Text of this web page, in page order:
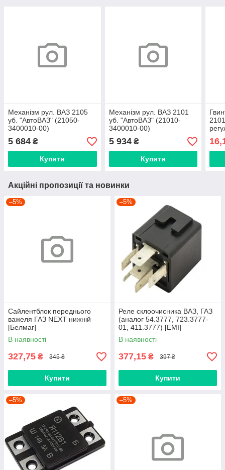
Механізм рул. ВАЗ 2105
уб. "АвтоВАЗ" (21050-
3400010-00)
5 684 ₴
Купити
Механізм рул. ВАЗ 2101
уб. "АвтоВАЗ" (21010-
3400010-00)
5 934₴
Купити
Акційні пропозиції та новинки
–5%
Сайлентблок переднього
важеля ГАЗ NEXT нижній
[Белмаг]
В наявності
327,75 ₴ 345 ₴
Купити
–5%
Реле склоочисника ВАЗ, ГАЗ
(аналог 54.3777, 723.3777-
01, 411.3777) [ЕМІ]
В наявності
377,15 ₴ 397 ₴
Купити
–5% –5%